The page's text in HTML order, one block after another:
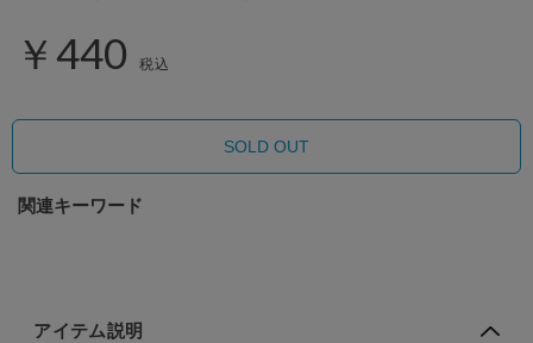
￥440 税込
SOLD OUT
関連キーワード
アイテム説明